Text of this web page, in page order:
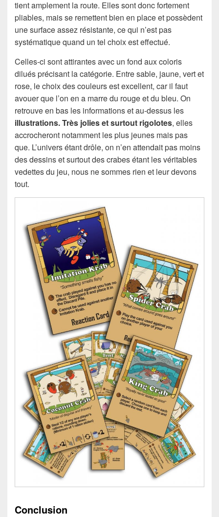
tient amplement la route. Elles sont donc fortement
pliables, mais se remettent bien en place et possèdent
une surface assez résistante, ce qui n’est pas
systématique quand un tel choix est effectué.
Celles-ci sont attirantes avec un fond aux coloris
dilués précisant la catégorie. Entre sable, jaune, vert et
rose, le choix des couleurs est excellent, car il faut
avouer que l’on en a marre du rouge et du bleu. On
retrouve en bas les informations et au-dessus les
illustrations. Très jolies et surtout rigolotes, elles
accrocheront notamment les plus jeunes mais pas
que. L’univers étant drôle, on n’en attendait pas moins
des dessins et surtout des crabes étant les véritables
vedettes du jeu, nous ne sommes rien et leur devons
tout.
Conclusion